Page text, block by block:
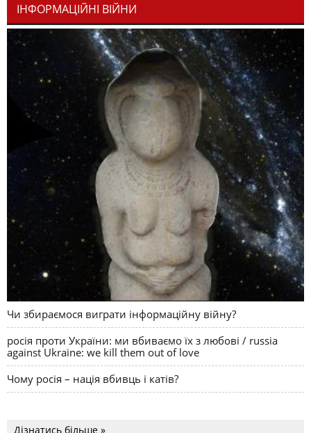
ІНФОРМАЦІЙНІ ВІЙНИ
Чи збираємося виграти інформаційну війну?
росія проти України: ми вбиваємо їх з любові / russia
against Ukraine: we kill them out of love
Чому росія – нація вбивць і катів?
Дізнатись більше »